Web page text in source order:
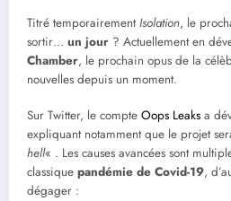
Titré temporairementIsolation, le
sortir… un jour ? Actuellement en
Chamber, le prochain opus de la
nouvelles depuis un moment.
Sur Twitter, le compte Oops Leaks a
expliquant notamment que le projet
hell« . Les causes avancées sont
classique pandémie de Covid-19,
dégager :